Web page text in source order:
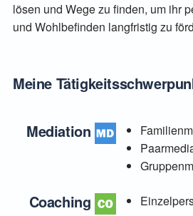
lösen und Wege zu finden, um ihr
und Wohlbefinden langfristig zu
Meine
Mediation
Coaching